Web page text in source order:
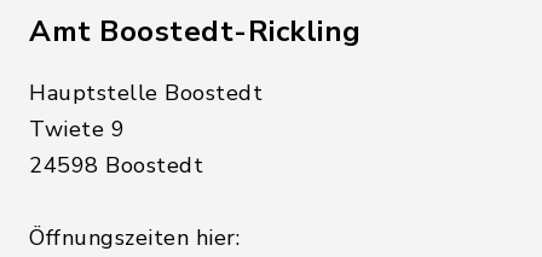
Amt Boostedt-Rickling
Hauptstelle Boostedt
Twiete 9
24598 Boostedt
Öffnungszeiten hier: